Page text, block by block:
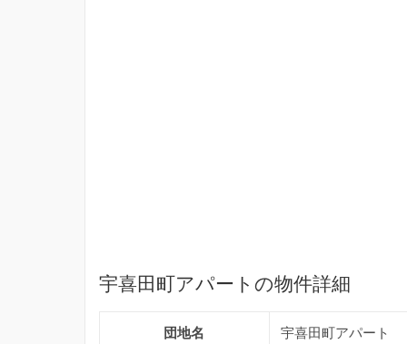
宇喜田町アパートの物件詳細
団地名 宇喜田町アパート